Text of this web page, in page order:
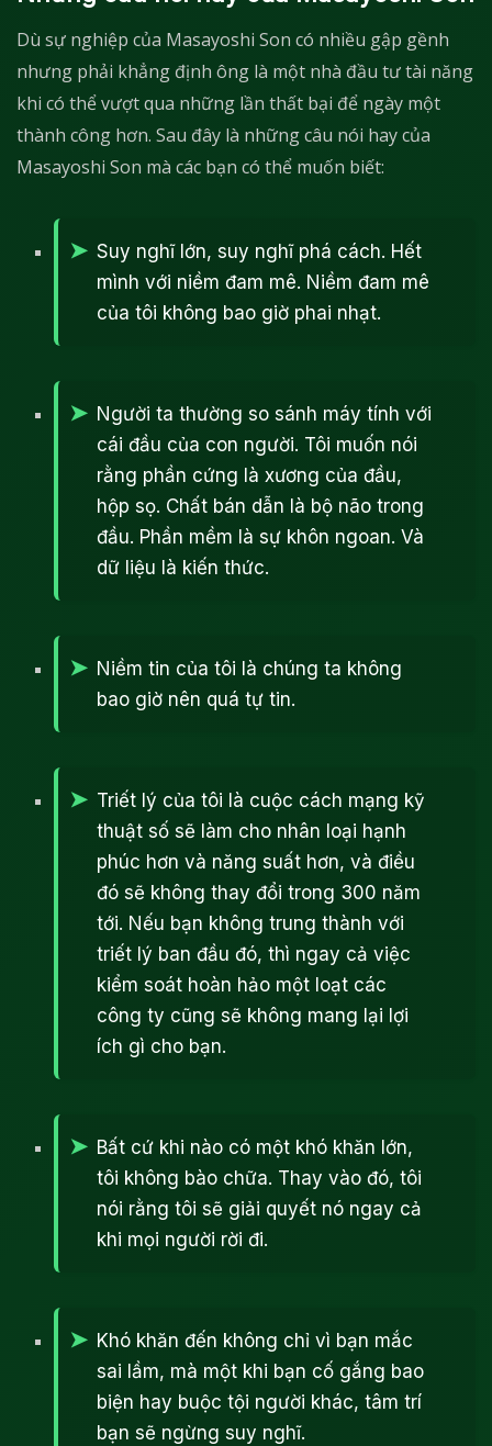
Dù sự nghiệp của Masayoshi Son có nhiều gập gềnh
nhưng phải khẳng định ông là một nhà đầu tư tài năng
khi có thể vượt qua những lần thất bại để ngày một
thành công hơn. Sau đây là những câu nói hay của
Masayoshi Son mà các bạn có thể muốn biết:
Suy nghĩ lớn, suy nghĩ phá cách. Hết
mình với niềm đam mê. Niềm đam mê
của tôi không bao giờ phai nhạt.
Người ta thường so sánh máy tính với
cái đầu của con người. Tôi muốn nói
rằng phần cứng là xương của đầu,
hộp sọ. Chất bán dẫn là bộ não trong
đầu. Phần mềm là sự khôn ngoan. Và
dữ liệu là kiến ​​thức.
Niềm tin của tôi là chúng ta không
bao giờ nên quá tự tin.
Triết lý của tôi là cuộc cách mạng kỹ
thuật số sẽ làm cho nhân loại hạnh
phúc hơn và năng suất hơn, và điều
đó sẽ không thay đổi trong 300 năm
tới. Nếu bạn không trung thành với
triết lý ban đầu đó, thì ngay cả việc
kiểm soát hoàn hảo một loạt các
công ty cũng sẽ không mang lại lợi
ích gì cho bạn.
Bất cứ khi nào có một khó khăn lớn,
tôi không bào chữa. Thay vào đó, tôi
nói rằng tôi sẽ giải quyết nó ngay cả
khi mọi người rời đi.
Khó khăn đến không chỉ vì bạn mắc
sai lầm, mà một khi bạn cố gắng bao
biện hay buộc tội người khác, tâm trí
bạn sẽ ngừng suy nghĩ.